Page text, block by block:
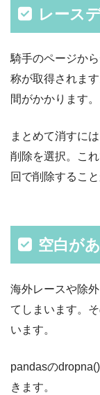
レース
騎手のページか
称が取得されま
間がかかります。
まとめて消すに
削除を選択。こ
回で削除すること
空白が
海外レースや除
てしまいます。
います。
pandasの
きます。